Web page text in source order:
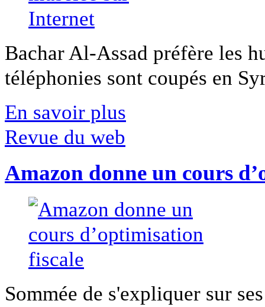
Bachar Al-Assad préfère les
téléphonies sont coupés en
En savoir plus
Revue du web
Amazon donne un cours
Sommée de s'expliquer sur